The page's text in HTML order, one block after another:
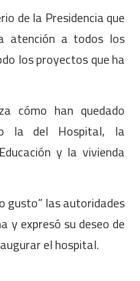
de la Presidencia que
atención a todos los
los proyectos que ha
cómo han quedado
la del Hospital, la
y la vivienda
gusto” las autoridades
y expresó su deseo de
el hospital.